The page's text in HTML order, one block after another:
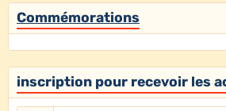
Commémorations
inscription pour recevoir les